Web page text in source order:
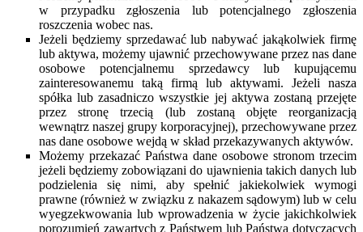
w przypadku zgłoszenia lub potencjalnego zgłoszenia
roszczenia wobec nas.
Jeżeli będziemy sprzedawać lub nabywać jakąkolwiek firmę
lub aktywa, możemy ujawnić przechowywane przez nas dane
osobowe potencjalnemu sprzedawcy lub kupującemu
zainteresowanemu taką firmą lub aktywami. Jeżeli nasza
spółka lub zasadniczo wszystkie jej aktywa zostaną przejęte
przez stronę trzecią (lub zostaną objęte reorganizacją
wewnątrz naszej grupy korporacyjnej), przechowywane przez
nas dane osobowe wejdą w skład przekazywanych aktywów.
Możemy przekazać Państwa dane osobowe stronom trzecim
jeżeli będziemy zobowiązani do ujawnienia takich danych lub
podzielenia się nimi, aby spełnić jakiekolwiek wymogi
prawne (również w związku z nakazem sądowym) lub w celu
wyegzekwowania lub wprowadzenia w życie jakichkolwiek
porozumień zawartych z Państwem lub Państwa dotyczących